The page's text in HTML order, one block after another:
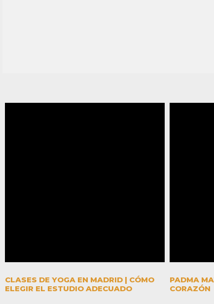
CLASES DE YOGA EN MADRID | CÓMO
ELEGIR EL ESTUDIO ADECUADO
PADMA
CORAZÓN